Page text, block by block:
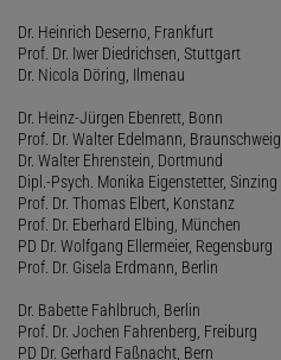
Dr. Heinrich Deserno, Frankfurt
Prof. Dr. Iwer Diedrichsen, Stuttgart
Dr. Nicola Döring, Ilmenau
Dr. Heinz-Jürgen Ebenrett, Bonn
Prof. Dr. Walter Edelmann, Braunschweig
Dr. Walter Ehrenstein, Dortmund
Dipl.-Psych. Monika Eigenstetter, Sinzing
Prof. Dr. Thomas Elbert, Konstanz
Prof. Dr. Eberhard Elbing, München
PD Dr. Wolfgang Ellermeier, Regensburg
Prof. Dr. Gisela Erdmann, Berlin
Dr. Babette Fahlbruch, Berlin
Prof. Dr. Jochen Fahrenberg, Freiburg
PD Dr. Gerhard Faßnacht, Bern